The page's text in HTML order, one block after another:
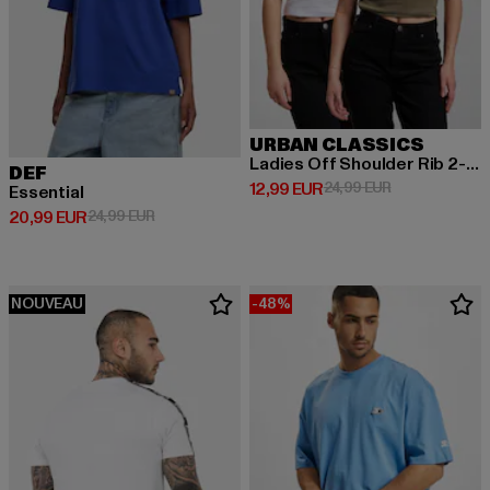
DEF
Essential
20,99 EUR
Prix courant: 20,99 EUR
24,99 EURPrix en promotion: 24,99 EUR
URBAN CLASSICS
Ladies Off Shoulder Rib 2-Pack
12,99 EUR
Prix courant: 12,99 EUR
24,99 EURPrix en
NOUVEAU -48%